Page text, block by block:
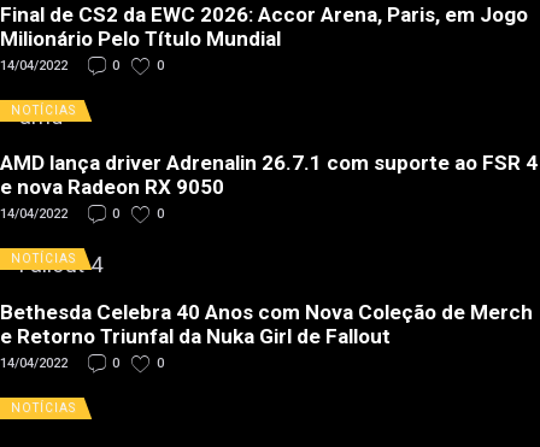
Final de CS2 da EWC 2026: Accor Arena, Paris, em Jogo
Milionário Pelo Título Mundial
14/04/2022 0 0
NOTÍCIAS
AMD lança driver Adrenalin 26.7.1 com suporte ao FSR 4
e nova Radeon RX 9050
14/04/2022 0 0
NOTÍCIAS
Bethesda Celebra 40 Anos com Nova Coleção de Merch
e Retorno Triunfal da Nuka Girl de Fallout
14/04/2022 0 0
NOTÍCIAS